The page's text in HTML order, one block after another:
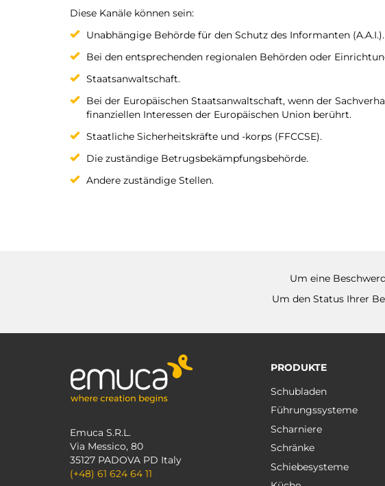
Diese Kanäle können sein:
Unabhängige Behörde für den Schutz des Informanten (A.A.I.).
Bei den entsprechenden regionalen Behörden oder
Staatsanwaltschaft.
Bei der Europäischen Staatsanwaltschaft, wenn der
finanziellen Interessen der Europäischen Union berührt.
Staatliche Sicherheitskräfte und -korps (FFCCSE).
Die zuständige Betrugsbekämpfungsbehörde.
Andere zuständige Stellen.
Um eine
Um den Status Ihrer
Emuca S.R.L.
Via Messico, 80
35127 PADOVA PD Italy
(+48) 61 624 64 11
PRODUKTE
Schubladen
Führungssysteme
Scharniere
Schränke
Schiebesysteme